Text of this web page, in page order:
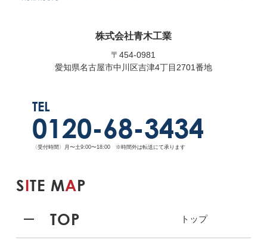
株式会社青木工業
〒454-0981
愛知県名古屋市中川区吉津4丁目2701番地
TEL
0120-68-3434
〈受付時間〉月〜土9:00〜18:00 ※時間外は転送にて承ります
SITE MAP
TOP
トップ